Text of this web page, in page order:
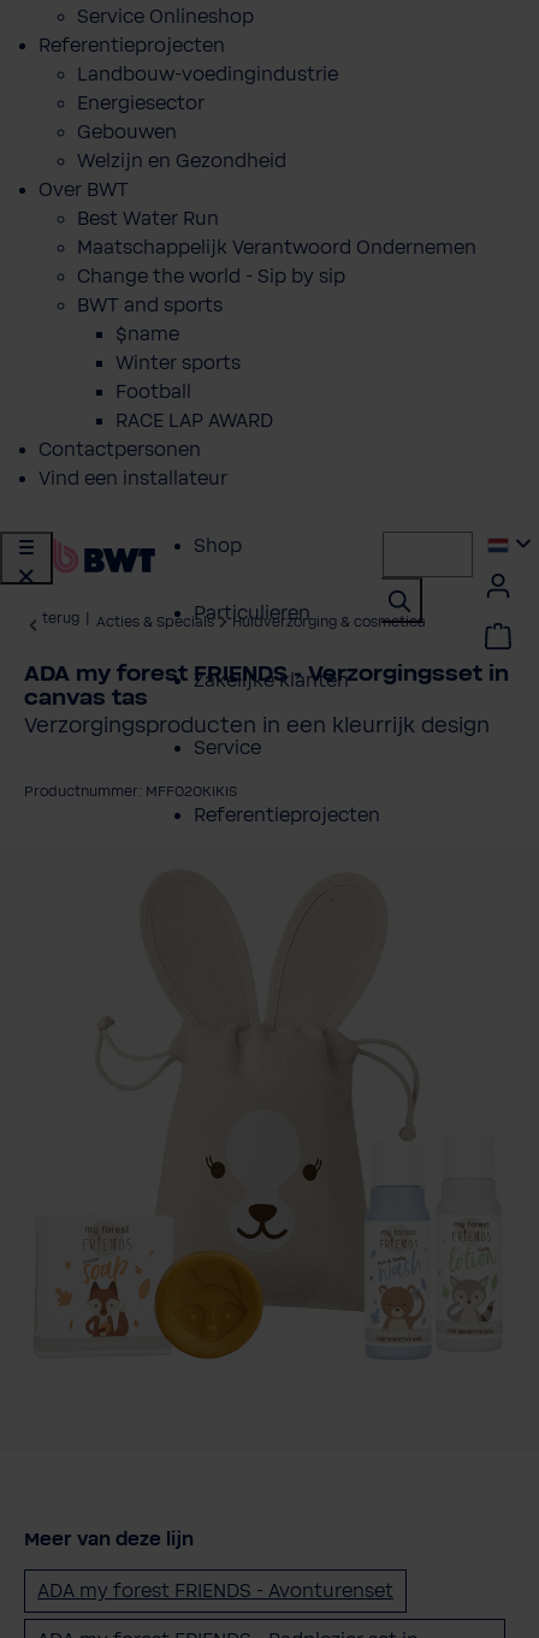
Service Onlineshop
Referentieprojecten
Landbouw-voedingindustrie
Energiesector
Gebouwen
Welzijn en Gezondheid
Over BWT
Best Water Run
Maatschappelijk Verantwoord Ondernemen
Change the world - Sip by sip
BWT and sports
$name
Winter sports
Football
RACE LAP AWARD
Contactpersonen
Vind een installateur
Shop
Particulieren
Zakelijke klanten
Service
Referentieprojecten
terug Acties & Specials Huidverzorging & cosmetica
ADA my forest FRIENDS - Verzorgingsset in
canvas tas
Verzorgingsproducten in een kleurrijk design
Productnummer: MFF020KIKIS
Meer van deze lijn
ADA my forest FRIENDS - Avonturenset